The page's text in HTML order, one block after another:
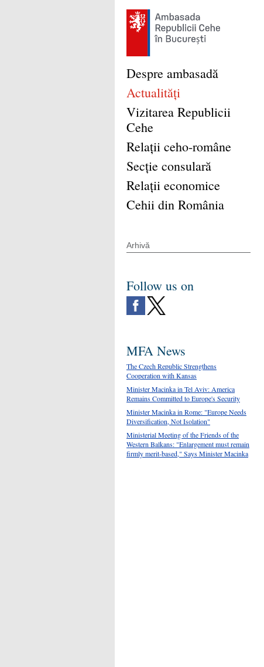
Despre ambasadă
Actualităţi
Vizitarea Republicii
Cehe
Relaţii ceho-române
Secţie consulară
Relaţii economice
Cehii din România
Arhivă
Follow us on
MFA News
The Czech Republic Strengthens
Cooperation with Kansas
Minister Macinka in Tel Aviv: America
Remains Committed to Europe's Security
Minister Macinka in Rome: "Europe Needs
Diversification, Not Isolation"
Ministerial Meeting of the Friends of the
Western Balkans: "Enlargement must remain
firmly merit-based," Says Minister Macinka